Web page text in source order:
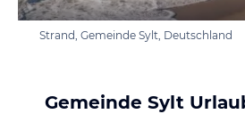
Strand, Gemeinde Sylt, Deutschland
Gemeinde Sylt